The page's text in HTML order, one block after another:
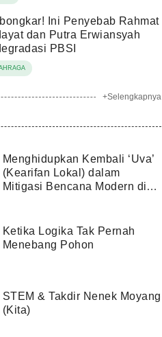
Ini Penyebab Rahmat
dan Putra Erwiansyah
PBSI
+Selengkapnya
Menghidupkan Kembali ‘Uva’
(Kearifan Lokal) dalam
Mitigasi Bencana Modern di
Ketika Logika Tak Pernah
Menebang Pohon
STEM & Takdir Nenek Moyang
(Kita)